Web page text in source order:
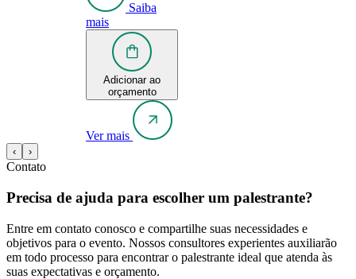
Saiba
mais
Adicionar ao
orçamento
Ver mais
‹ ›
Contato
Precisa de ajuda para escolher um palestrante?
Entre em contato conosco e compartilhe suas necessidades e
objetivos para o evento. Nossos consultores experientes auxiliarão
em todo processo para encontrar o palestrante ideal que atenda às
suas expectativas e orçamento.